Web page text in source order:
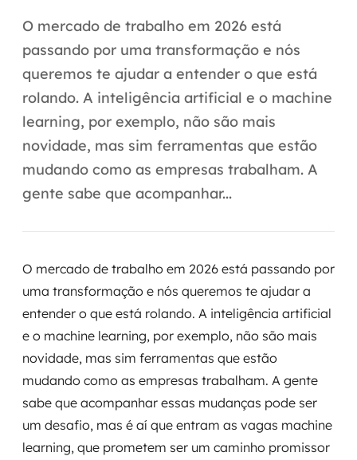
Integração de IA
RPA e hiperautomação
AI Day
Transformar dados em decisão
Data Analytics
Data Platforms
Business Intelligence
Data Lakes & Warehouses
Governança de dados
Modernização de aplicações
Desenvolvimento web e mobile
O mercado de trabalho em 2026 está
passando por uma transformação e nós
queremos te ajudar a entender o que está
rolando. A inteligência artificial e o machine
learning, por exemplo, não são mais
novidade, mas sim ferramentas que estão
mudando como as empresas trabalham. A
gente sabe que acompanhar...
O mercado de trabalho em 2026 está passando por
uma transformação e nós queremos te ajudar a
entender o que está rolando. A inteligência artificial
e o machine learning, por exemplo, não são mais
novidade, mas sim ferramentas que estão
mudando como as empresas trabalham. A gente
sabe que acompanhar essas mudanças pode ser
um desafio, mas é aí que entram as vagas machine
learning, que prometem ser um caminho promissor